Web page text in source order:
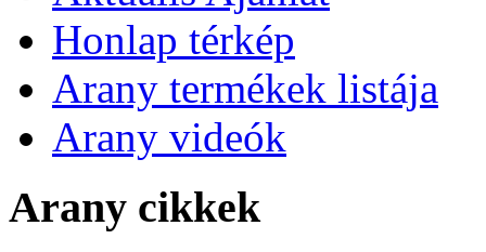
Honlap térkép
Arany termékek listája
Arany videók
Arany cikkek